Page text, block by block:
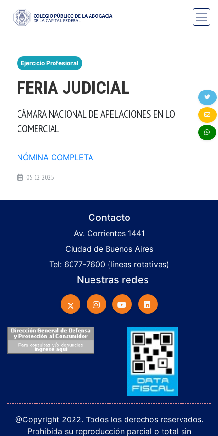
Ejercicio Profesional
FERIA JUDICIAL
CÁMARA NACIONAL DE APELACIONES EN LO
COMERCIAL
NÓMINA COMPLETA
05-12-2025
Contacto
Av. Corrientes 1441
Ciudad de Buenos Aires
Tel: 6077-7600 (líneas rotativas)
Nuestras redes
@Copyright 2022. Todos los derechos reservados.
Prohibida su reproducción parcial o total sin